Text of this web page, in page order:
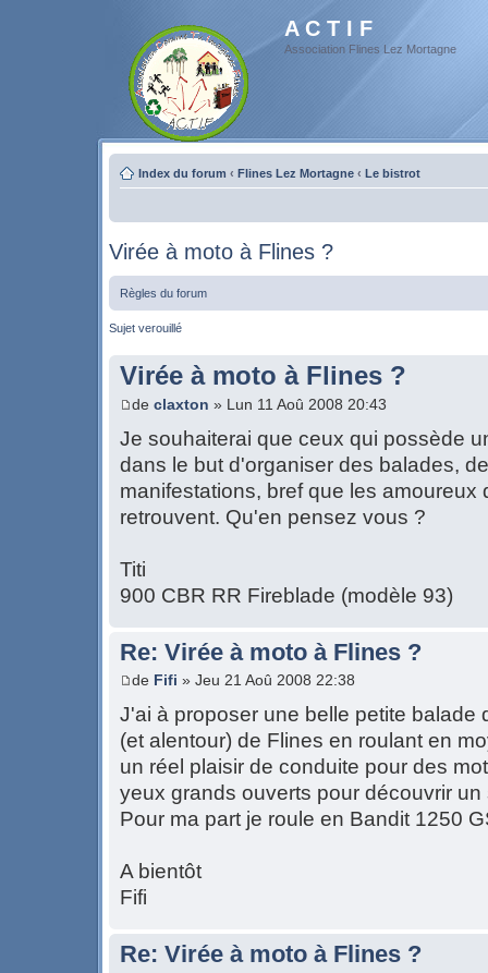
A C T I F
Association Flines Lez Mortagne
Index du forum ‹ Flines Lez Mortagne ‹ Le bistrot
Virée à moto à Flines ?
Règles du forum
Sujet verouillé
Virée à moto à Flines ?
de claxton » Lun 11 Aoû 2008 20:43
Je souhaiterai que ceux qui possède
dans le but d'organiser des balades,
manifestations, bref que les amoureux
retrouvent. Qu'en pensez vous ?
Titi
900 CBR RR Fireblade (modèle 93)
Re: Virée à moto à Flines ?
de Fifi » Jeu 21 Aoû 2008 22:38
J'ai à proposer une belle petite balade
(et alentour) de Flines en roulant en
un réel plaisir de conduite pour des
yeux grands ouverts pour découvrir
Pour ma part je roule en Bandit 1250
A bientôt
Fifi
Re: Virée à moto à Flines ?